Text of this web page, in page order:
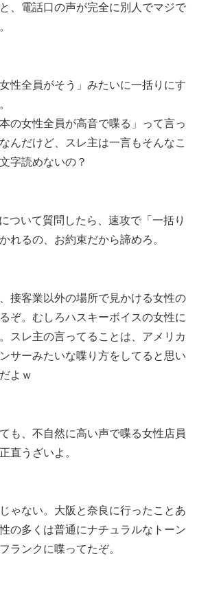
、電話口の声が完全に別人でマジで
性全員がそう」みたいに一括りにす
の女性全員が高音で喋る」って言っ
んだけど、スレ主は一言もそんなこ
字読めないの？
ついて質問したら、速攻で「一括り
れるの、お約束だから諦めろ。
接客業以外の場所で見かける女性の
ぞ。むしろハスキーボイスの女性に
スレ主の言ってることは、アメリカ
サーみたいな喋り方をしてると思い
よｗ
も、不自然に高い声で喋る女性店員
直うざいよ。
ゃない。大阪と奈良に行ったことあ
の多くは普通にナチュラルなトーン
ランクに喋ってたぞ。